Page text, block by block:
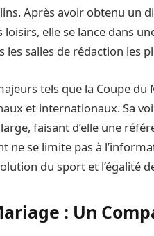
Après avoir obtenu un
elle se lance dans
les salles de rédaction les
tels que la Coupe du
et internationaux. Sa
faisant d’elle une
ne se limite pas à
du sport et l’égalité
: Un